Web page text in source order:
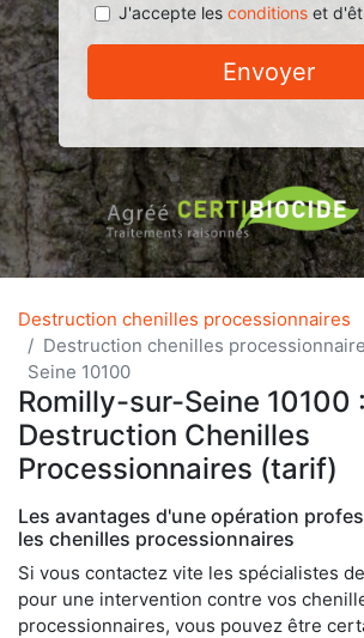
J'accepte les conditionset
Envoyer
Destruction chenilles processionnaires
Destruction chenilles
Seine 10100
Romilly-sur-Seine 10100 :
Destruction Chenilles
Processionnaires (tarif)
Les avantages d'une opération
les chenilles processionnaires
Si vous contactez vite les spécialistes
pour une intervention contre vos
processionnaires, vous pouvez être